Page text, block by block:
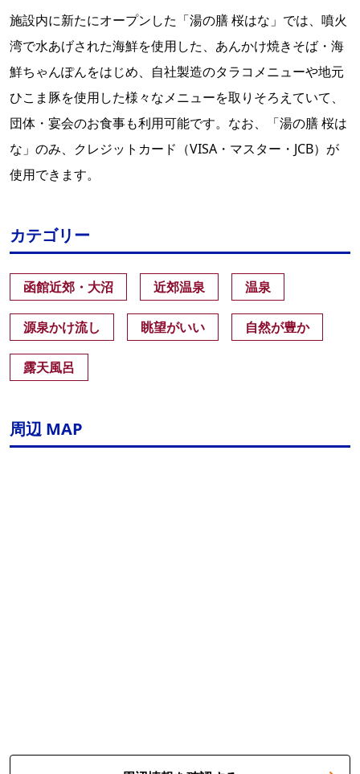
施設内に新たにオープンした「湯の膳 桜はな」では、噴火
湾で水あげされた海鮮を使用した、あんかけ焼きそば・海
鮮ちゃんぽんをはじめ、自社製造のタラコメニューや地元
ひこま豚を使用した様々なメニューを取りそろえていて、
団体・宴会のお食事も利用可能です。なお、「湯の膳 桜は
な」のみ、クレジットカード（VISA・マスター・JCB）が
使用できます。
カテゴリー
函館近郊・大沼 近郊温泉 温泉
源泉かけ流し 眺望がいい 自然が豊か
露天風呂
周辺 MAP